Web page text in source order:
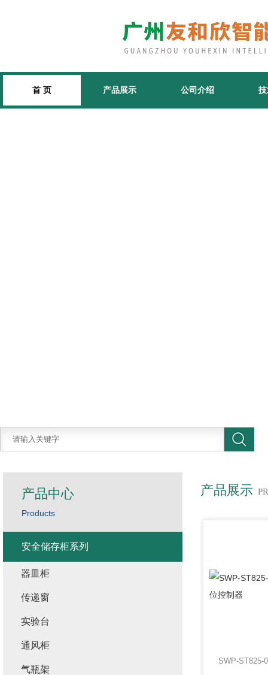
首 页 产品展示 公司介绍
产品展示
产品中心
Products
安全储存柜系列
器皿柜
传递窗
实验台
通风柜
气瓶架